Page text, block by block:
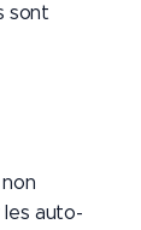
sont
les auto-